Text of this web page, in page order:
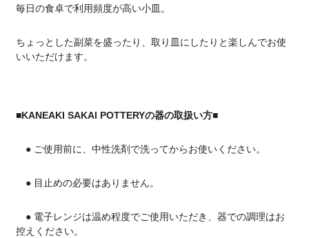
毎日の食卓で利用頻度が高い小皿。
ちょっとした副菜を盛ったり、取り皿にしたりと楽しんでお使
いいただけます。
■KANEAKI SAKAI POTTERYの器の取扱い方■
● ご使用前に、中性洗剤で洗ってからお使いください。
● 目止めの必要はありません。
● 電子レンジは温め程度でご使用いただき、器での調理はお
控えください。